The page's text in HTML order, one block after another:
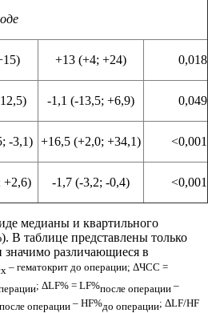
+13 (+4; +24) 0,018
-1,1 (-13,5; +6,9) 0,049
-3,1) +16,5 (+2,0; +34,1) <0,001
+2,6) -1,7 (-3,2; -0,4) <0,001
медианы и квартильного
В таблице представлены только
значимо различающиеся в
– гематокрит до операции; ΔЧСС =
; ΔLF% = LF%после операции ‒
после операции ‒ HF%до операции; ΔLF/HF